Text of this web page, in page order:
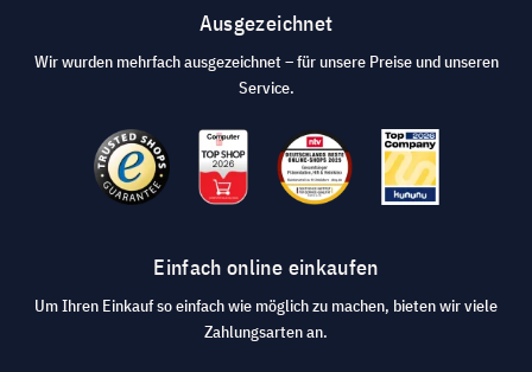
Ausgezeichnet
Wir wurden mehrfach ausgezeichnet – für unsere Preise und unseren
Service.
Einfach online einkaufen
Um Ihren Einkauf so einfach wie möglich zu machen, bieten wir viele
Zahlungsarten an.